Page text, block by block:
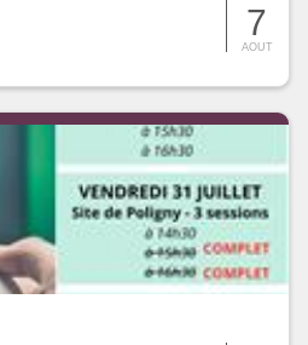
7
AOUT